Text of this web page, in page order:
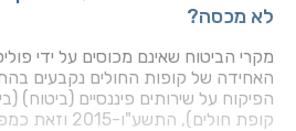
לא מכסה?
מקרי הביטוח שאינם מכוסים על ידי
הפיקוח על שירותים פיננסיים (ביטוח)
קופת חולים), התשע"ו-2015 וזאת כמפורט להלן.